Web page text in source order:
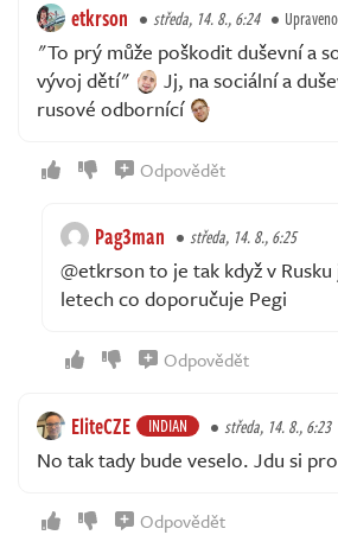
etkrson středa, 14. 8., 6:24 Upraveno
"To prý může poškodit duševní a
vývoj dětí"
Jj, na sociální a
rusové odbornící
Odpovědět
Pag3man středa, 14. 8., 6:25
@etkrson to je tak když v
letech co doporučuje Pegi
Odpovědět
EliteCZE INDIAN středa, 14. 8., 6:23
No tak tady bude veselo. Jdu si
Odpovědět